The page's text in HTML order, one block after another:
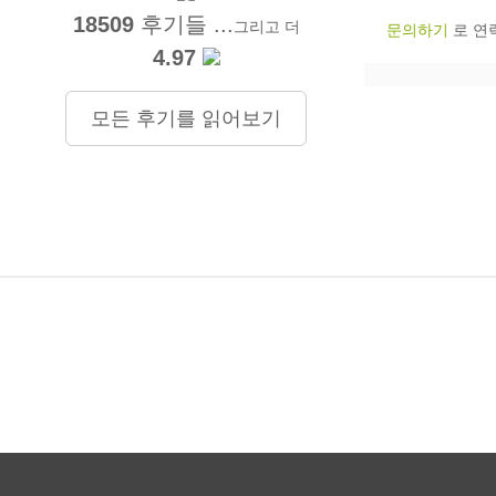
18509후기들 ... 그리고 더
4.97
모든 후기를 읽어보기
문의하기 로 연